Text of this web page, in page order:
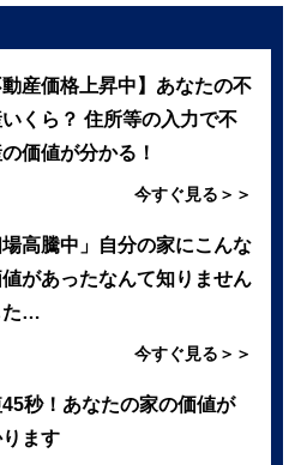
動産価格上昇中】あなたの不
くら？ 住所等の入力で不
価値が分かる！
今すぐ見る＞＞
場高騰中」自分の家にこんな
があったなんて知りません
…
今すぐ見る＞＞
秒！あなたの家の価値が
ます